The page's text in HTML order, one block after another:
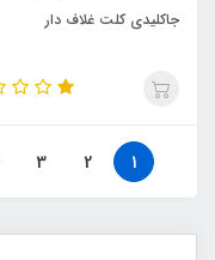
جاکلیدی کلت غلاف دار
1
2
3